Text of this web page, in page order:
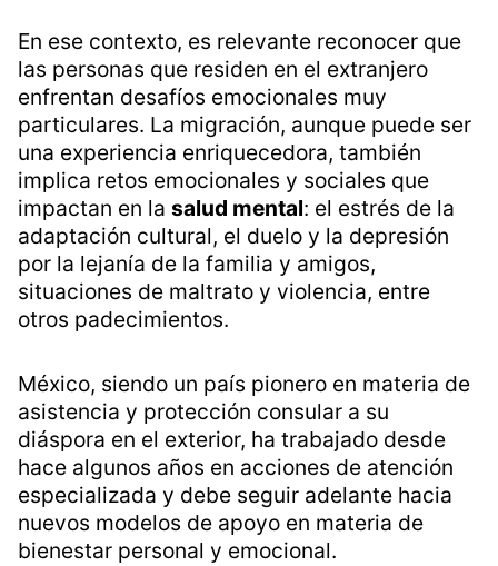
En ese contexto, es relevante reconocer que
las personas que residen en el extranjero
enfrentan desafíos emocionales muy
particulares. La migración, aunque puede ser
una experiencia enriquecedora, también
implica retos emocionales y sociales que
impactan en la salud mental: el estrés de la
adaptación cultural, el duelo y la depresión
por la lejanía de la familia y amigos,
situaciones de maltrato y violencia, entre
otros padecimientos.
México, siendo un país pionero en materia de
asistencia y protección consular a su
diáspora en el exterior, ha trabajado desde
hace algunos años en acciones de atención
especializada y debe seguir adelante hacia
nuevos modelos de apoyo en materia de
bienestar personal y emocional.